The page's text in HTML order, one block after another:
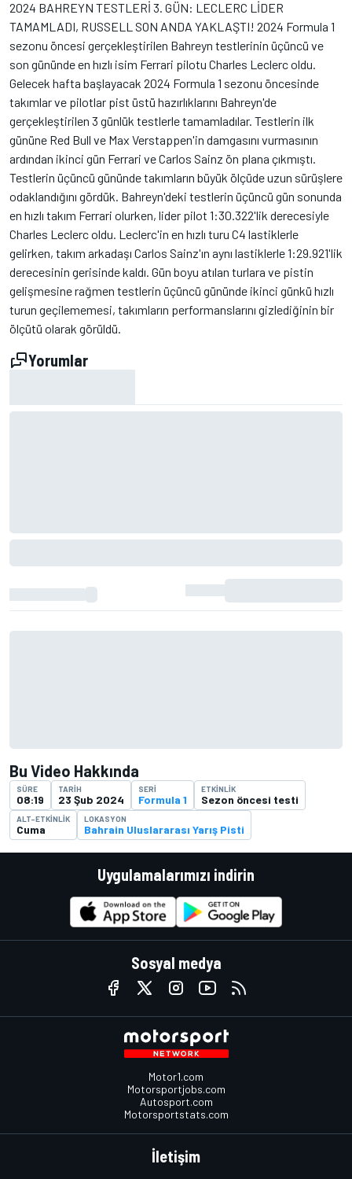
2024 BAHREYN TESTLERİ 3. GÜN: LECLERC LİDER
TAMAMLADI, RUSSELL SON ANDA YAKLAŞTI! 2024 Formula 1
sezonu öncesi gerçekleştirilen Bahreyn testlerinin üçüncü ve
son gününde en hızlı isim Ferrari pilotu Charles Leclerc oldu.
Gelecek hafta başlayacak 2024 Formula 1 sezonu öncesinde
takımlar ve pilotlar pist üstü hazırlıklarını Bahreyn'de
gerçekleştirilen 3 günlük testlerle tamamladılar. Testlerin ilk
gününe Red Bull ve Max Verstappen'in damgasını vurmasının
ardından ikinci gün Ferrari ve Carlos Sainz ön plana çıkmıştı.
Testlerin üçüncü gününde takımların büyük ölçüde uzun sürüşlere
odaklandığını gördük. Bahreyn'deki testlerin üçüncü gün sonunda
en hızlı takım Ferrari olurken, lider pilot 1:30.322'lik derecesiyle
Charles Leclerc oldu. Leclerc'in en hızlı turu C4 lastiklerle
gelirken, takım arkadaşı Carlos Sainz'ın aynı lastiklerle 1:29.921'lik
derecesinin gerisinde kaldı. Gün boyu atılan turlara ve pistin
gelişmesine rağmen testlerin üçüncü gününde ikinci günkü hızlı
turun geçilememesi, takımların performanslarını gizlediğinin bir
ölçütü olarak görüldü.
Yorumlar
Bu Video Hakkında
SÜRE
08:19
TARIH
23 Şub 2024
SERI
Formula 1
ETKINLIK
Sezon öncesi testi
ALT-ETKINLIK
Cuma
LOKASYON
Bahrain Uluslararası Yarış Pisti
Uygulamalarımızı indirin
Sosyal medya
Motor1.com
Motorsportjobs.com
Autosport.com
Motorsportstats.com
İletişim